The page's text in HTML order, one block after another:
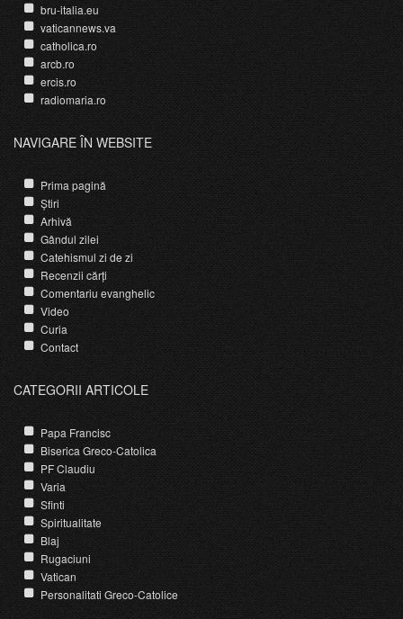
bru-italia.eu
vaticannews.va
catholica.ro
arcb.ro
ercis.ro
radiomaria.ro
NAVIGARE ÎN WEBSITE
Prima pagină
Știri
Arhivă
Gândul zilei
Catehismul zi de zi
Recenzii cărți
Comentariu evanghelic
Video
Curia
Contact
CATEGORII ARTICOLE
Papa Francisc
Biserica Greco-Catolica
PF Claudiu
Varia
Sfinti
Spiritualitate
Blaj
Rugaciuni
Vatican
Personalitati Greco-Catolice